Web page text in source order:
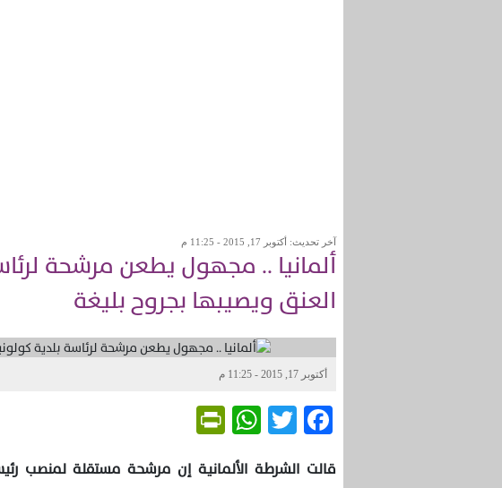
آخر تحديث: أكتوبر 17, 2015 - 11:25 م
ألمانيا .. مجهول يطعن مرشحة
العنق ويصيبها بجروح بليغة
أكتوبر 17, 2015 - 11:25 م
Facebook
Twitter
WhatsApp
قالت الشرطة الألمانية إن مرشحة مستقلة لمنصب